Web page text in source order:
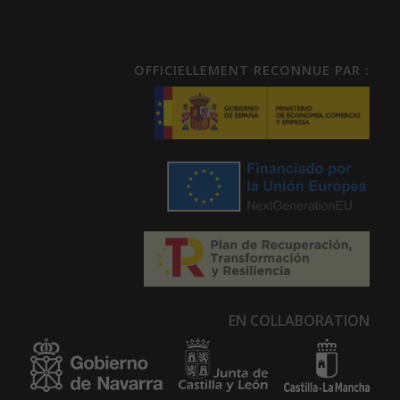
OFFICIELLEMENT RECONNUE PAR :
EN COLLABORATION